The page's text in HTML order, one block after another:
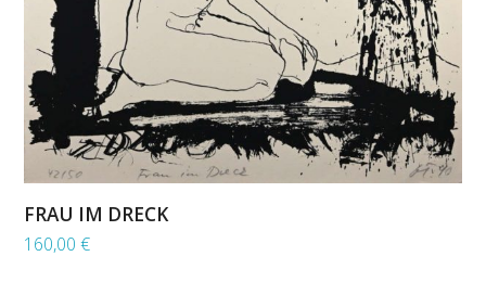
FRAU IM DRECK
160,00€